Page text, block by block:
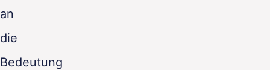
an
die
Bedeutung